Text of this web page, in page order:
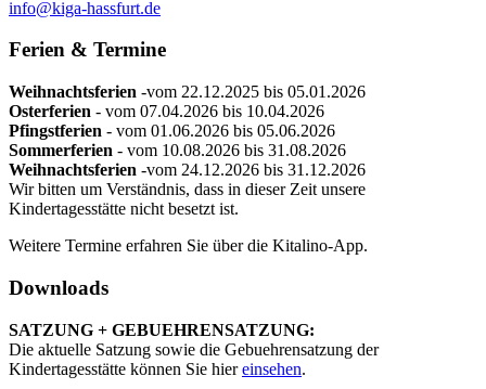
info@kiga-hassfurt.de
Ferien & Termine
Weihnachtsferien -vom 22.12.2025 bis 05.01.2026
Osterferien - vom 07.04.2026 bis 10.04.2026
Pfingstferien - vom 01.06.2026 bis 05.06.2026
Sommerferien - vom 10.08.2026 bis 31.08.2026
Weihnachtsferien -vom 24.12.2026 bis 31.12.2026
Wir bitten um Verständnis, dass in dieser Zeit unsere
Kindertagesstätte nicht besetzt ist.
Weitere Termine erfahren Sie über die Kitalino-App.
Downloads
SATZUNG + GEBUEHRENSATZUNG:
Die aktuelle Satzung sowie die Gebuehrensatzung der
Kindertagesstätte können Sie hiereinsehen.